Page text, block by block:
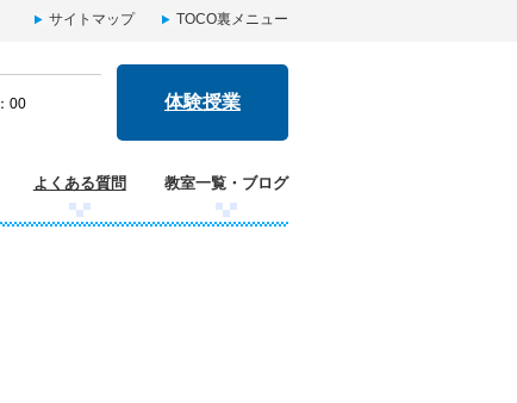
サイトマップ TOCO裏メニュー
00
体験授業
よくある質問 教室一覧・ブログ